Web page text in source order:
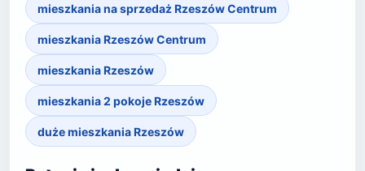
mieszkania na sprzedaż Rzeszów Centrum
mieszkania Rzeszów Centrum
mieszkania Rzeszów
mieszkania 2 pokoje Rzeszów
duże mieszkania Rzeszów